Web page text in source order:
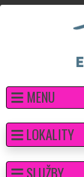
MENU
LOKALITY
SLUŽBY